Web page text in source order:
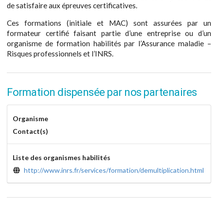
de satisfaire aux épreuves certificatives.
Ces formations (initiale et MAC) sont assurées par un
formateur certifié faisant partie d’une entreprise ou d’un
organisme de formation habilités par l’Assurance maladie –
Risques professionnels et l’INRS.
Formation dispensée par nos partenaires
Organisme
Contact(s)
Liste des organismes habilités
http://www.inrs.fr/services/formation/demultiplication.html